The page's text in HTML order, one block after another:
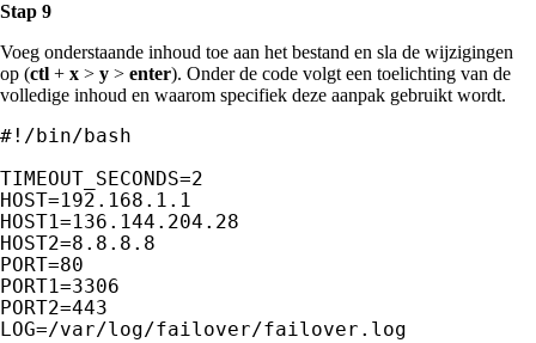
Stap 9
Voeg onderstaande inhoud toe aan het bestand en sla de wijzigingen
op (ctl + x > y > enter). Onder de code volgt een toelichting van de
volledige inhoud en waarom specifiek deze aanpak gebruikt wordt.
#!/bin/bash
TIMEOUT_SECONDS=2
HOST=192.168.1.1
HOST1=136.144.204.28
HOST2=8.8.8.8
PORT=80
PORT1=3306
PORT2=443
LOG=/var/log/failover/failover.log